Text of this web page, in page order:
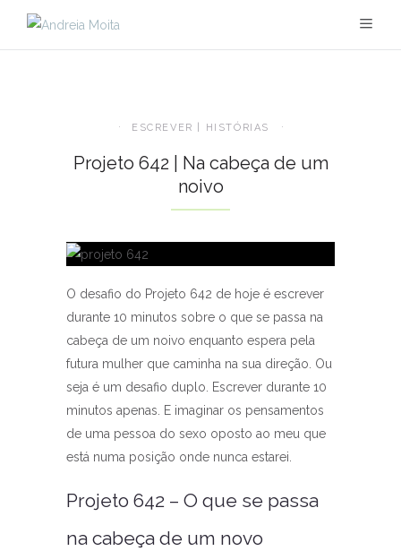
ESCREVER | HISTÓRIAS
Projeto 642 | Na cabeça de um
noivo
O desafio do Projeto 642 de hoje é escrever
durante 10 minutos sobre o que se passa na
cabeça de um noivo enquanto espera pela
futura mulher que caminha na sua direção. Ou
seja é um desafio duplo. Escrever durante 10
minutos apenas. E imaginar os pensamentos
de uma pessoa do sexo oposto ao meu que
está numa posição onde nunca estarei.
Projeto 642 – O que se passa
na cabeça de um novo